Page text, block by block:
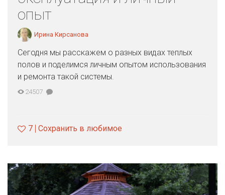
опыт
Ирина Кирсанова
Сегодня мы расскажем о разных видах теплых
полов и поделимся личным опытом использования
и ремонта такой системы.
24507
7 Сохранить в любимое